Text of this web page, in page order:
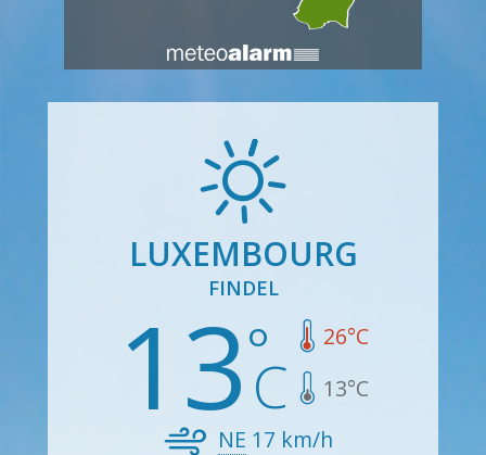
LUXEMBOURG
FINDEL
13 26°C
13°C
NE 17 km/h